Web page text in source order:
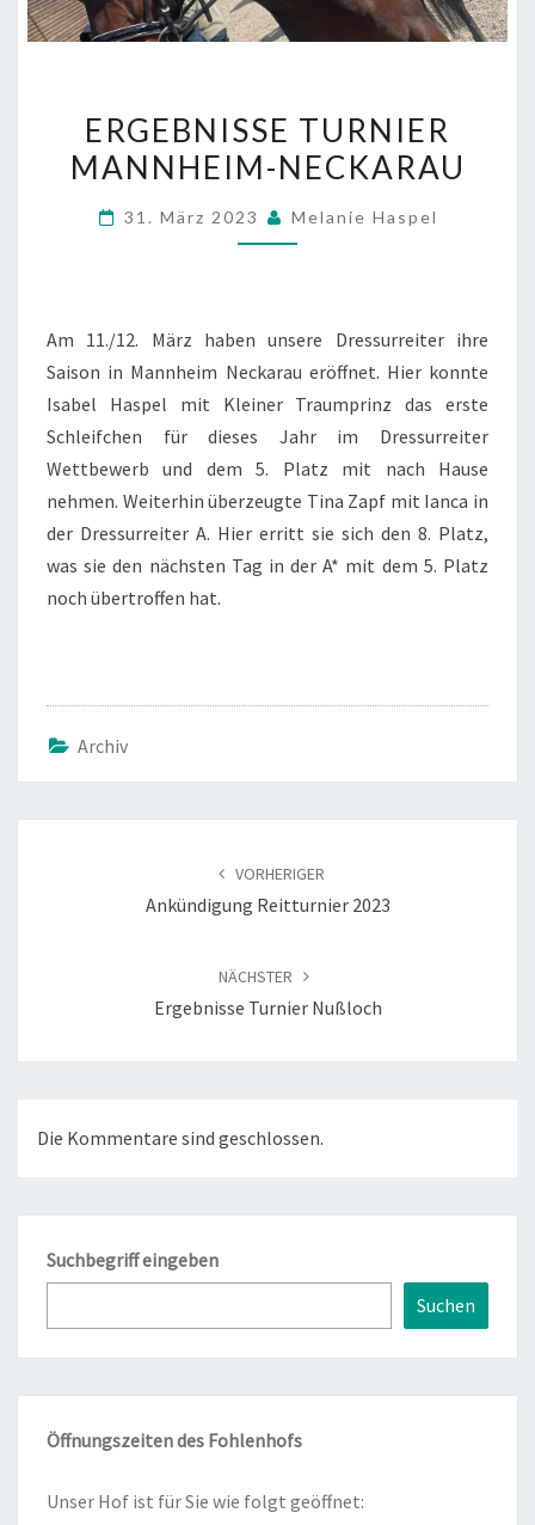
TURNIER
MANNHEIM-
ERGEBNISSE TURNIER
MANNHEIM-NECKARAU
31. März 2023 Melanie Haspel
Am 11./12. März haben unsere Dressurreiter ihre
Saison in Mannheim Neckarau eröffnet. Hier konnte
Isabel Haspel mit Kleiner Traumprinz das erste
Schleifchen für dieses Jahr im Dressurreiter
Wettbewerb und dem 5. Platz mit nach Hause
nehmen. Weiterhin überzeugte Tina Zapf mit Ianca in
der Dressurreiter A. Hier erritt sie sich den 8. Platz,
was sie den nächsten Tag in der A* mit dem 5. Platz
noch übertroffen hat.
Archiv
VORHERIGER
Ankündigung Reitturnier 2023
NÄCHSTER
Ergebnisse Turnier Nußloch
Die Kommentare sind geschlossen.
Suchbegriff eingeben
Suchen
Öffnungszeiten des Fohlenhofs
Unser Hof ist für Sie wie folgt geöffnet: